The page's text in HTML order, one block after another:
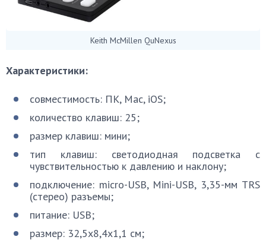
Keith McMillen QuNexus
Характеристики:
совместимость: ПК, Mac, iOS;
количество клавиш: 25;
размер клавиш: мини;
тип клавиш: светодиодная подсветка с
чувствительностью к давлению и наклону;
подключение: micro-USB, Mini-USB, 3,35-мм TRS
(стерео) разъемы;
питание: USB;
размер: 32,5х8,4х1,1 см;